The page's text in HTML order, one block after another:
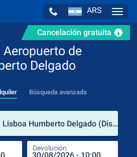
ARS
Cancelación gratuita
de
Delgado
Búsqueda avanzada
Aeropuerto de Lisboa Humberto Delgado (Distrito de Lisboa / Portugal)
Devolución